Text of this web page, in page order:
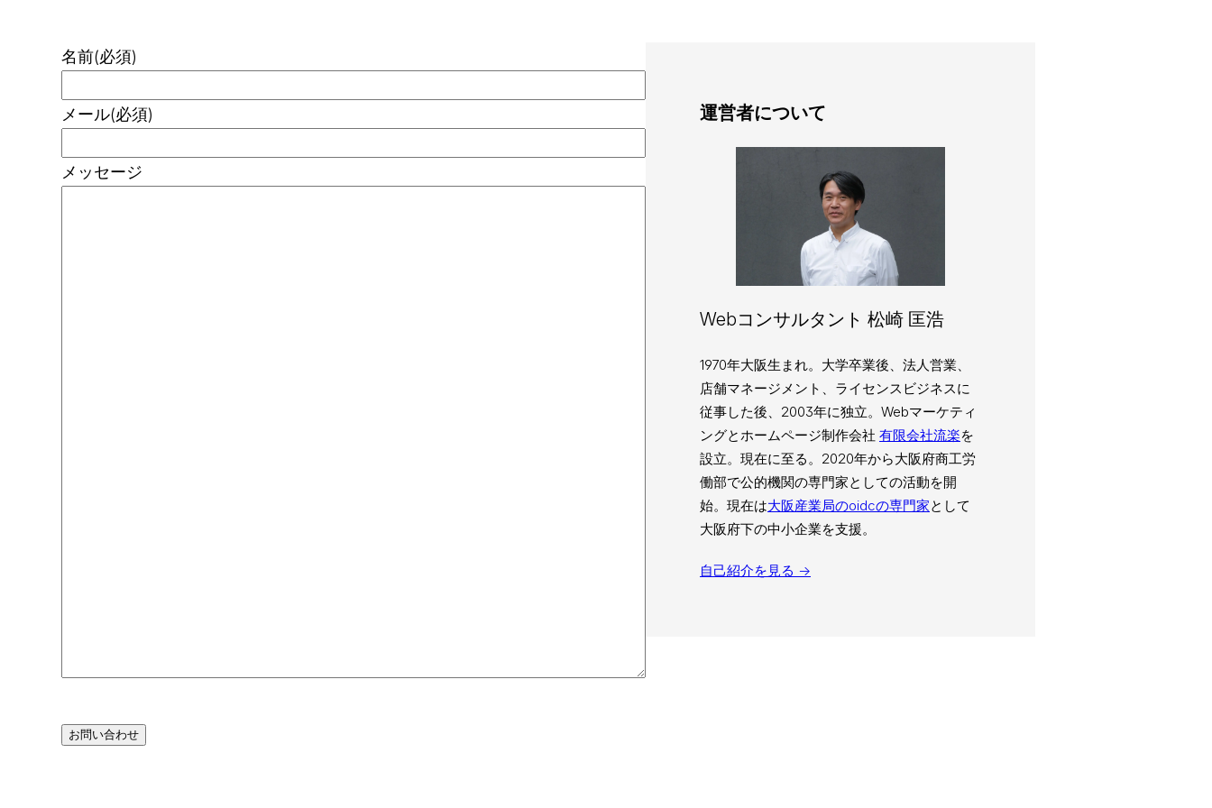
名前(必須)
メール(必須)
メッセージ
お問い合わせ
運営者について
Webコンサルタント 松崎 匡浩
1970年大阪生まれ。大学卒業後、法人営業、
店舗マネージメント、ライセンスビジネスに
従事した後、2003年に独立。Webマーケティ
ングとホームページ制作会社 有限会社流楽を
設立。現在に至る。2020年から大阪府商工労
働部で公的機関の専門家としての活動を開
始。現在は大阪産業局のoidcの専門家として
大阪府下の中小企業を支援。
自己紹介を見る →